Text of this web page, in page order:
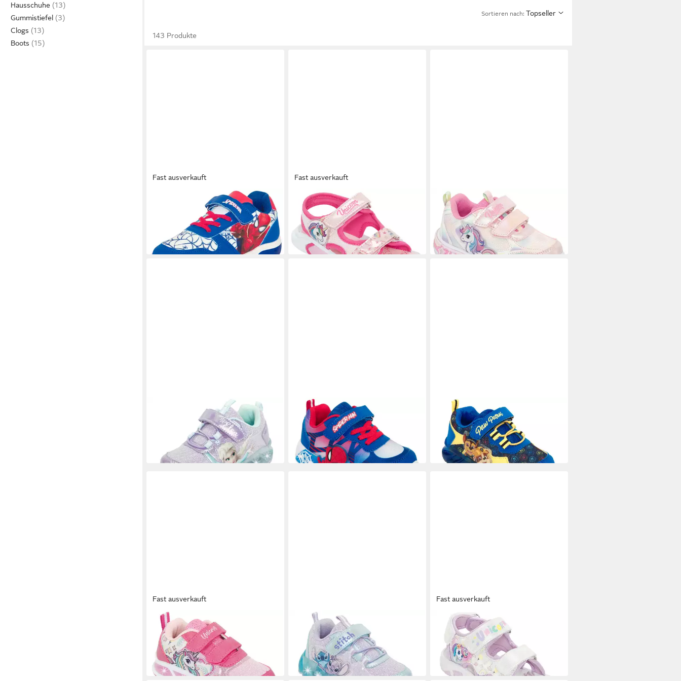
Hausschuhe
Gummistiefel
Clogs
Boots
Sortieren nach: Topseller
143 Produkte
Fast ausverkauft
SPIDERMAN Sneaker mit cooler
Blinkfunktion
ab 27,99 € UVP34,95 €
-20%
Fast ausverkauft
DISNEY
UNICORN Sandale
ab 18,99 € UVP24,95 €
-24%
DISNEY
UNICORN Sneaker mit cooler
Blinkfunktion
ab 32,99 € UVP49,95 €
-34%
FROZEN Sneaker mit cooler
Blinkfunktion
ab 37,99 € UVP49,95 €
-24%
DISNEY
SPIDERMAN Sneaker mit cooler
Blinkfunktion
ab 33,99 € UVP49,95 €
-32%
DISNEY
PAW PATROL Sneaker mit cooler
Blinkfunktion
ab 33,99 € UVP49,95 €
-32%
Fast ausverkauft
DISNEY
UNICORN Sneaker mit cooler
Blinkfunktion
ab 27,99 € UVP34,95 €
-20%
DISNEY
LILO & STITCH Sneaker mit cooler
Blinkfunktion
ab 37,99 € UVP49,95 €
-24%
Fast ausverkauft
DISNEY
UNICORN Sandale
ab 22,99 € UVP29,95 €
-23%